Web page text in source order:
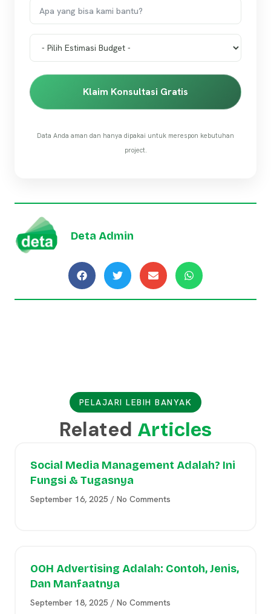
Klaim Konsultasi Gratis
Data Anda aman dan hanya dipakai untuk merespon kebutuhan
project.
Deta Admin
PELAJARI LEBIH BANYAK
Related Articles
Social Media Management Adalah? Ini
Fungsi & Tugasnya
September 16, 2025 No Comments
OOH Advertising Adalah: Contoh, Jenis,
Dan Manfaatnya
September 18, 2025 No Comments